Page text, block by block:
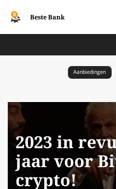
Beste Bank
Aanbiedingen
2023 in
jaar voor
crypto!